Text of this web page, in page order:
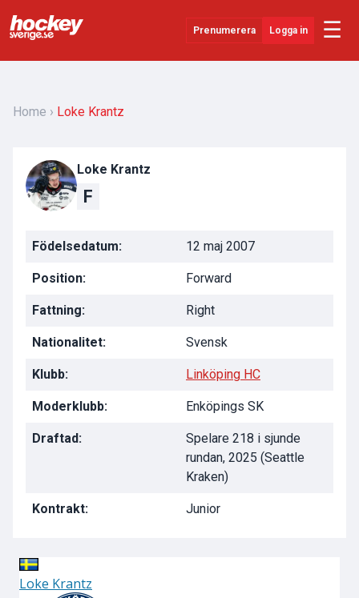
Prenumerera Logga in ☰
YouTube
Evenemang
Övrigt
Home Loke Krantz
Loke Krantz
F
Födelsedatum: 12 maj 2007
Position: Forward
Fattning: Right
Nationalitet: Svensk
Klubb: Linköping HC
Moderklubb: Enköpings SK
Draftad:
Spelare 218 i sjunde
rundan, 2025 (Seattle
Kraken)
Kontrakt: Junior